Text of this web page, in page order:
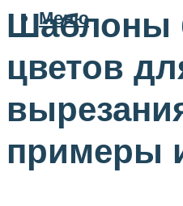
Меню
Шаблоны
цветов
примеры